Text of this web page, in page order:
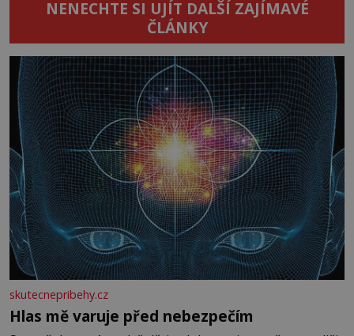
NENECHTE SI UJÍT DALŠÍ ZAJÍMAVÉ
ČLÁNKY
skutecnepribehy.cz
Hlas mě varuje před nebezpečím